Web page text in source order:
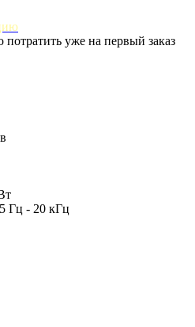
уже на первый заказ
Гц - 20 кГц